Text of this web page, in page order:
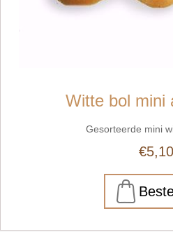
Witte bol mini
Gesorteerde mini
€5,10